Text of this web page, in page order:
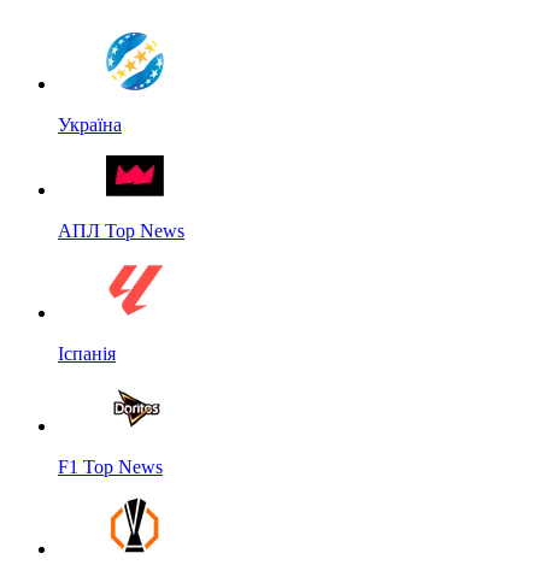
Україна
АПЛ Top News
Іспанія
F1 Top News